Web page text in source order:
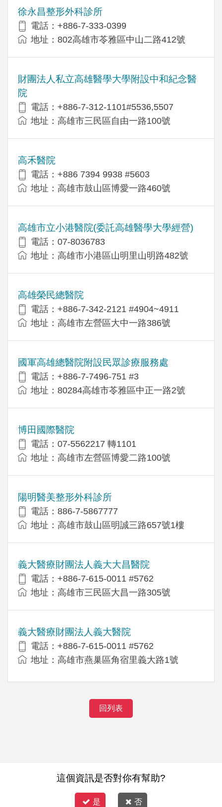
徐永昌整形外科診所
電話：+886-7-333-0399
地址：802高雄市苓雅區中山二路412號
財團法人私立高雄醫學大學附設中和紀念醫
院
電話：+886-7-312-1101#5536,5507
地址：高雄市三民區自由一路100號
高禾醫院
電話：+886 7394 9938 #5603
地址：高雄市鼓山區博愛一路460號
高雄市立小港醫院(委託高雄醫學大學經營)
電話：07-8036783
地址：高雄市小港區山明里山明路482號
高雄榮民總醫院
電話：+886-7-342-2121 #4904~4911
地址：高雄市左營區大中一路386號
國軍高雄總醫院附設民眾診療服務處
電話：+886-7-7496-751 #3
地址：80284高雄市苓雅區中正一路2號
博田國際醫院
電話：07-5562217 轉1101
地址：高雄市左營區博愛二路100號
陽明醫美整形外科診所
電話：886-7-5867777
地址：高雄市鼓山區明誠三路657號1樓
義大醫療財團法人義大大昌醫院
電話：+886-7-615-0011 #5762
地址：高雄市三民區大昌一路305號
義大醫療財團法人義大醫院
電話：+886-7-615-0011 #5762
地址：高雄市燕巢區角宿里義大路1號
回列表
這個資訊是否對你有幫助?
是 否